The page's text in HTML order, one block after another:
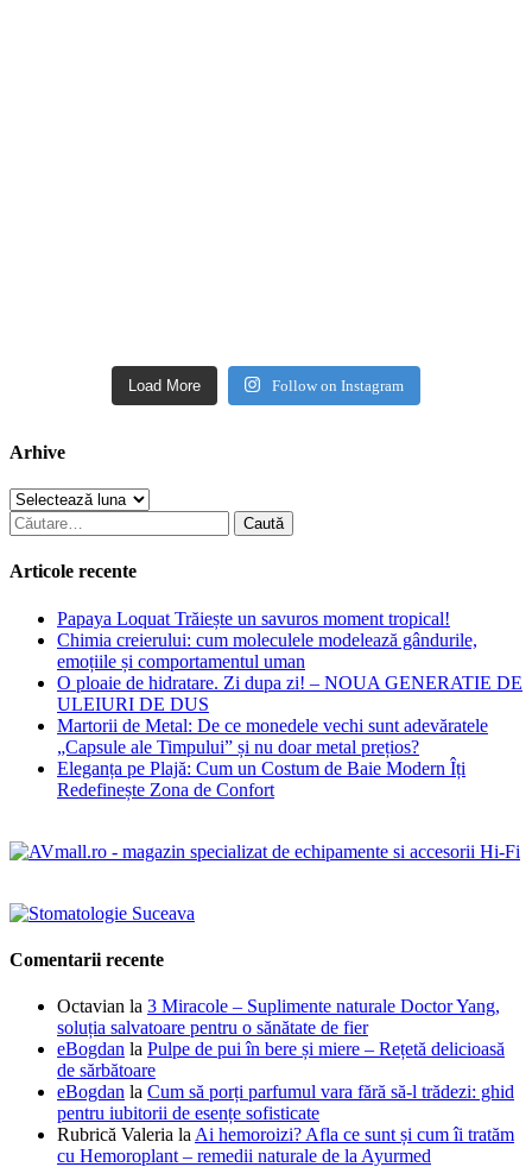
Load More Follow on Instagram
Arhive
Arhive
Caută
după:
Articole recente
Papaya Loquat Trăiește un savuros moment tropical!
Chimia creierului: cum moleculele modelează gândurile,
emoțiile și comportamentul uman
O ploaie de hidratare. Zi dupa zi! – NOUA GENERATIE DE
ULEIURI DE DUS
Martorii de Metal: De ce monedele vechi sunt adevăratele
„Capsule ale Timpului” și nu doar metal prețios?
Eleganța pe Plajă: Cum un Costum de Baie Modern Îți
Redefinește Zona de Confort
Comentarii recente
Octavian la 3 Miracole – Suplimente naturale Doctor Yang,
soluția salvatoare pentru o sănătate de fier
eBogdan la Pulpe de pui în bere și miere – Rețetă delicioasă
de sărbătoare
eBogdan la Cum să porți parfumul vara fără să-l trădezi: ghid
pentru iubitorii de esențe sofisticate
Rubrică Valeria la Ai hemoroizi? Afla ce sunt și cum îi tratăm
cu Hemoroplant – remedii naturale de la Ayurmed